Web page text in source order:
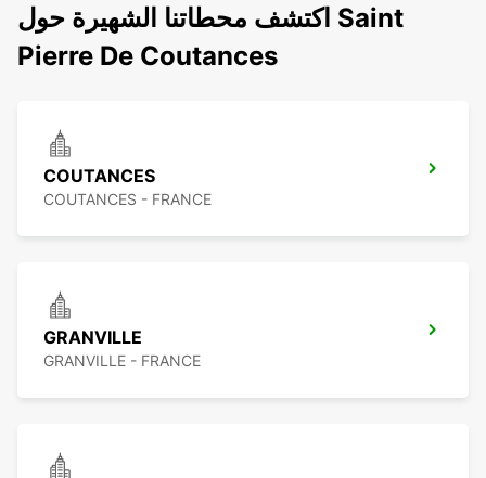
اكتشف محطاتنا الشهيرة حول Saint
Pierre De Coutances
COUTANCES
COUTANCES - FRANCE
GRANVILLE
GRANVILLE - FRANCE